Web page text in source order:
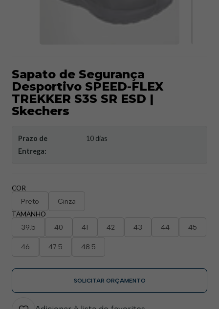
Sapato de Segurança
Desportivo SPEED-FLEX
TREKKER S3S SR ESD |
Skechers
Prazo de
Entrega:
10 dias
COR
Preto Cinza
TAMANHO
39.5 40 41 42 43 44 45
46 47.5 48.5
SOLICITAR ORÇAMENTO